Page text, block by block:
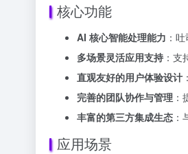
核心功能
AI 核心智能处理能力 ：
多场景灵活应用支持 ：
直观友好的用户体验设计
完善的团队协作与管理
丰富的第三方集成生态
应用场景